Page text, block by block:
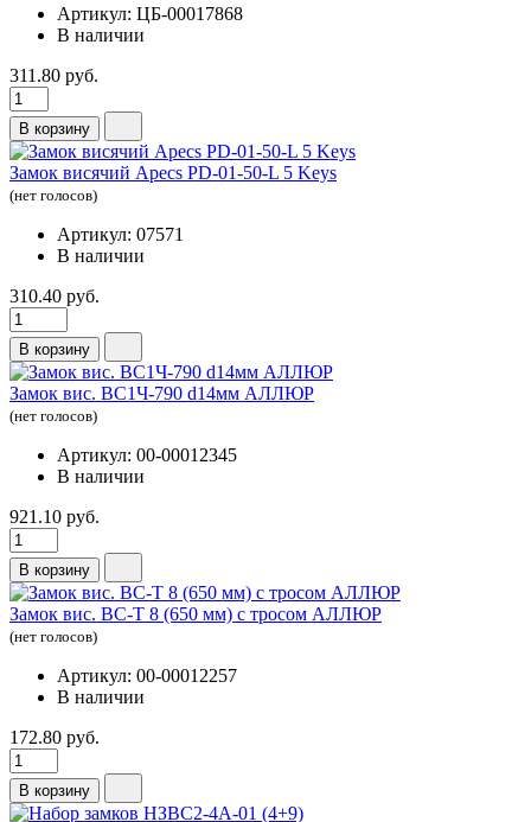
Артикул: ЦБ-00017868
В наличии
311.80 руб.
В корзину
Замок висячий Apecs PD-01-50-L 5 Keys
(нет голосов)
Артикул: 07571
В наличии
310.40 руб.
В корзину
Замок вис. ВС1Ч-790 d14мм АЛЛЮР
(нет голосов)
Артикул: 00-00012345
В наличии
921.10 руб.
В корзину
Замок вис. ВС-Т 8 (650 мм) с тросом АЛЛЮР
(нет голосов)
Артикул: 00-00012257
В наличии
172.80 руб.
В корзину